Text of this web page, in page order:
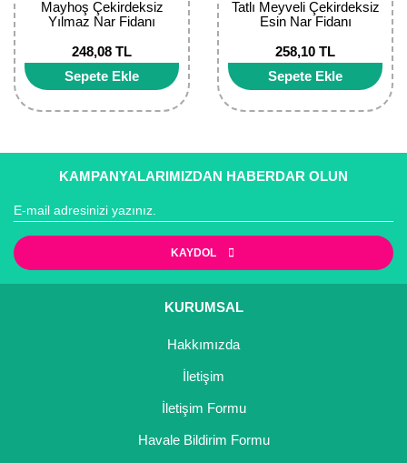
Mayhoş Çekirdeksiz
Yılmaz Nar Fidanı
248,08 TL
Sepete Ekle
Tatlı Meyveli Çekirdeksiz
Esin Nar Fidanı
258,10 TL
Sepete Ekle
KAMPANYALARIMIZDAN HABERDAR OLUN
KAYDOL
KURUMSAL
Hakkımızda
İletişim
İletişim Formu
Havale Bildirim Formu
Kuşburnu Fidanı
Liçi Fidanı
Longan Fidanı
Murt Fidanı